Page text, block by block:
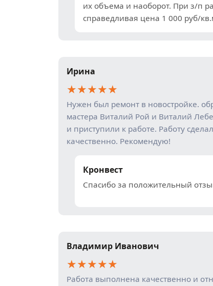
их объема и наоборот. При з/п
справедливая цена 1 000 руб/
Ирина
★★★★★
Нужен был ремонт в новостройке.
мастера Виталий Рой и Виталий
и приступили к работе. Работу
качественно. Рекомендую!
Кронвест
Спасибо за положительный
Владимир Иванович
★★★★★
Работа выполнена качественно и